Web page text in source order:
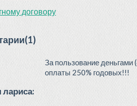
договору
лариса:
За пользование деньгами
оплаты 250% годовых!!!